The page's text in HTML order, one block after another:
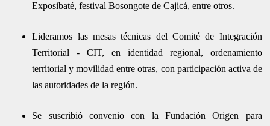
Exposibaté, festival Bosongote de Cajicá, entre otros.
Lideramos las mesas técnicas del Comité de Integración
Territorial - CIT, en identidad regional, ordenamiento
territorial y movilidad entre otras, con participación activa de
las autoridades de la región.
Se suscribió convenio con la Fundación Origen para